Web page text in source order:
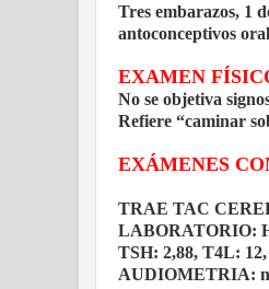
Tres embarazos, 1
antoconceptivos
EXAMEN
No se objetiva
Refiere “caminar
EXÁMENES
TRAE TAC
LABORATORIO:
TSH: 2,88, T4L:
AUDIOMETRIA: